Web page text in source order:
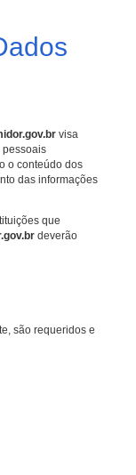
visa
pessoais
o conteúdo dos
das informações
que
deverão
são requeridos e